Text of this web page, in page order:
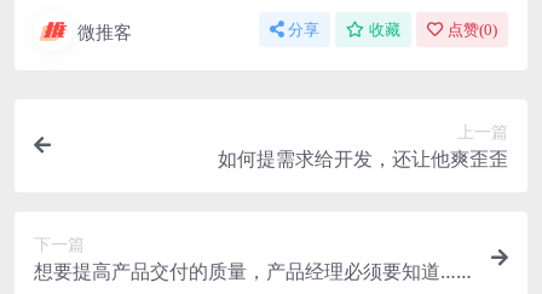
微推客 分享 收藏 点赞(0)
上一篇
如何提需求给开发，还让他爽歪歪
下一篇
想要提高产品交付的质量，产品经理必须要知道……